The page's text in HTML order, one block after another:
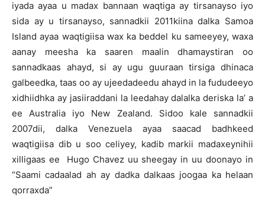
iyada ayaa u madax bannaan waqtiga ay tirsanayso iyo
sida ay u tirsanayso, sannadkii 2011kiina dalka Samoa
Island ayaa waqtigiisa wax ka beddel ku sameeyey, waxa
aanay meesha ka saaren maalin dhamaystiran oo
sannadkaas ahayd, si ay ugu guuraan tirsiga dhinaca
galbeedka, taas oo ay ujeedadeedu ahayd in la fududeeyo
xidhiidhka ay jasiiraddani la leedahay dalalka deriska la’ a
ee Australia iyo New Zealand. Sidoo kale sannadkii
2007dii, dalka Venezuela ayaa saacad badhkeed
waqtigiisa dib u soo celiyey, kadib markii madaxeynihii
xilligaas ee Hugo Chavez uu sheegay in uu doonayo in
“Saami cadaalad ah ay dadka dalkaas joogaa ka helaan
qorraxda”